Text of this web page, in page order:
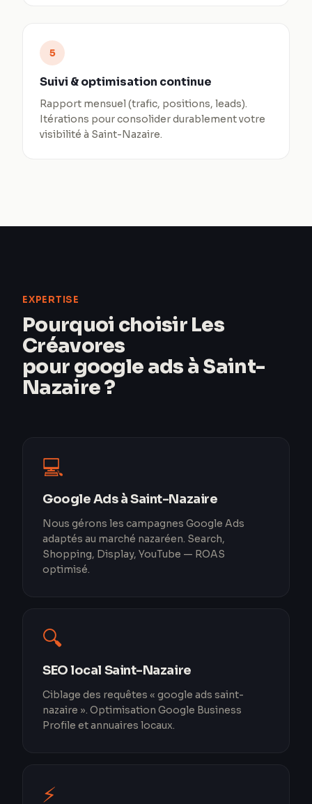
5
Suivi & optimisation continue
Rapport mensuel (trafic, positions, leads).
Itérations pour consolider durablement votre
visibilité à Saint-Nazaire.
EXPERTISE
Pourquoi choisir Les
Créavores
pour google ads à Saint-
Nazaire ?
💻
Google Ads à Saint-Nazaire
Nous gérons les campagnes Google Ads
adaptés au marché nazaréen. Search,
Shopping, Display, YouTube — ROAS
optimisé.
🔍
SEO local Saint-Nazaire
Ciblage des requêtes « google ads saint-
nazaire ». Optimisation Google Business
Profile et annuaires locaux.
⚡